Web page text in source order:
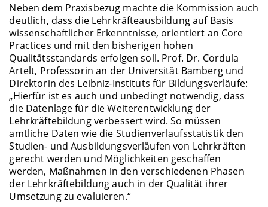
Neben dem Praxisbezug machte die Kommission auch
deutlich, dass die Lehrkräfteausbildung auf Basis
wissenschaftlicher Erkenntnisse, orientiert an Core
Practices und mit den bisherigen hohen
Qualitätsstandards erfolgen soll. Prof. Dr. Cordula
Artelt, Professorin an der Universität Bamberg und
Direktorin des Leibniz-Instituts für Bildungsverläufe:
„Hierfür ist es auch und unbedingt notwendig, dass
die Datenlage für die Weiterentwicklung der
Lehrkräftebildung verbessert wird. So müssen
amtliche Daten wie die Studienverlaufsstatistik den
Studien- und Ausbildungsverläufen von Lehrkräften
gerecht werden und Möglichkeiten geschaffen
werden, Maßnahmen in den verschiedenen Phasen
der Lehrkräftebildung auch in der Qualität ihrer
Umsetzung zu evaluieren.“